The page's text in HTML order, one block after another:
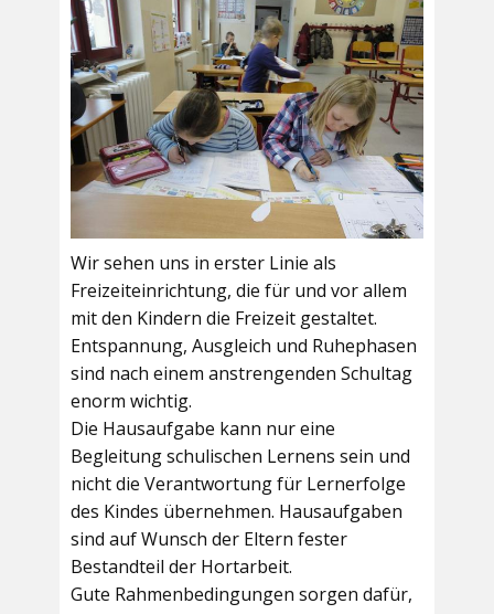
Wir sehen uns in erster Linie als
Freizeiteinrichtung, die für und vor allem
mit den Kindern die Freizeit gestaltet.
Entspannung, Ausgleich und Ruhephasen
sind nach einem anstrengenden Schultag
enorm wichtig.
Die Hausaufgabe kann nur eine
Begleitung schulischen Lernens sein und
nicht die Verantwortung für Lernerfolge
des Kindes übernehmen. Hausaufgaben
sind auf Wunsch der Eltern fester
Bestandteil der Hortarbeit.
Gute Rahmenbedingungen sorgen dafür,